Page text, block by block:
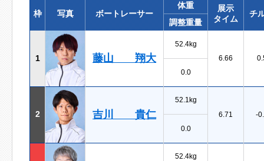
枠 写真 ボートレーサー
体重
展示
タイム
チ
調整重量
1 藤山 翔大
52.4kg
6.66
0.0
2 吉川 貴仁
52.1kg
6.71
-
0.0
52.4kg